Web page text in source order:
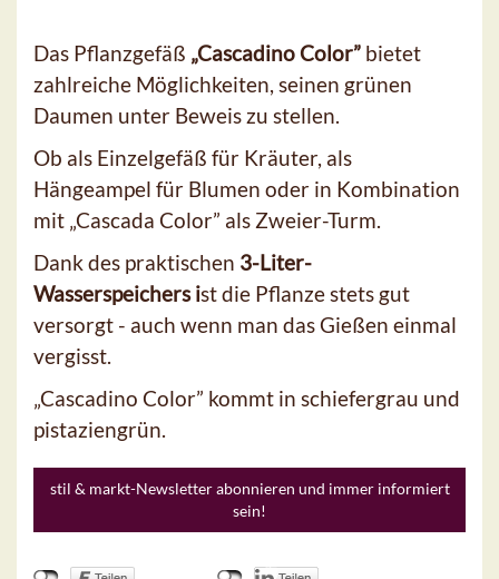
Das Pflanzgefäß „Cascadino Color” bietet
zahlreiche Möglichkeiten, seinen grünen
Daumen unter Beweis zu stellen.
Ob als Einzelgefäß für Kräuter, als
Hängeampel für Blumen oder in Kombination
mit „Cascada Color” als Zweier-Turm.
Dank des praktischen 3-Liter-
Wasserspeichers ist die Pflanze stets gut
versorgt - auch wenn man das Gießen einmal
vergisst.
„Cascadino Color” kommt in schiefergrau und
pistaziengrün.
stil & markt-Newsletter abonnieren und immer informiert
sein!